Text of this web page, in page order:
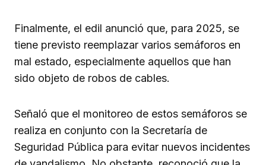
Finalmente, el edil anunció que, para 2025, se
tiene previsto reemplazar varios semáforos en
mal estado, especialmente aquellos que han
sido objeto de robos de cables.
Señaló que el monitoreo de estos semáforos se
realiza en conjunto con la Secretaría de
Seguridad Pública para evitar nuevos incidentes